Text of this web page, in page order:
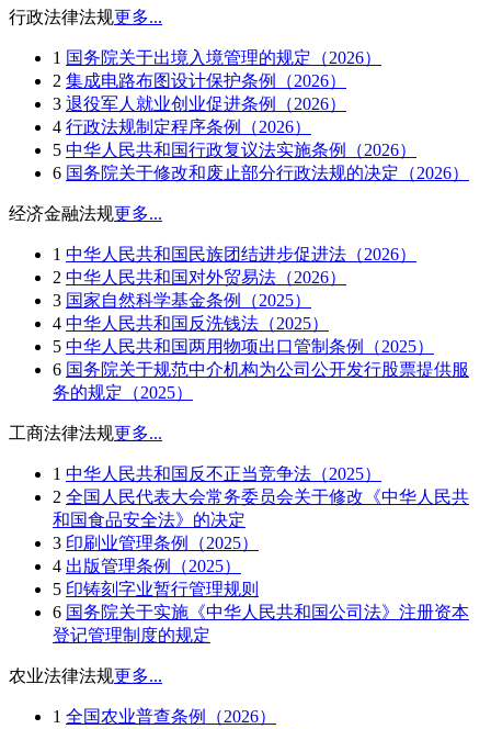
行政法律法规更多...
1 国务院关于出境入境管理的规定（2026）
2 集成电路布图设计保护条例（2026）
3 退役军人就业创业促进条例（2026）
4 行政法规制定程序条例（2026）
5 中华人民共和国行政复议法实施条例（2026）
6 国务院关于修改和废止部分行政法规的决定（2026）
经济金融法规更多...
1 中华人民共和国民族团结进步促进法（2026）
2 中华人民共和国对外贸易法（2026）
3 国家自然科学基金条例（2025）
4 中华人民共和国反洗钱法（2025）
5 中华人民共和国两用物项出口管制条例（2025）
6 国务院关于规范中介机构为公司公开发行股票提供服
务的规定（2025）
工商法律法规更多...
1 中华人民共和国反不正当竞争法（2025）
2 全国人民代表大会常务委员会关于修改《中华人民共
和国食品安全法》的决定
3 印刷业管理条例（2025）
4 出版管理条例（2025）
5 印铸刻字业暂行管理规则
6 国务院关于实施《中华人民共和国公司法》注册资本
登记管理制度的规定
农业法律法规更多...
1 全国农业普查条例（2026）